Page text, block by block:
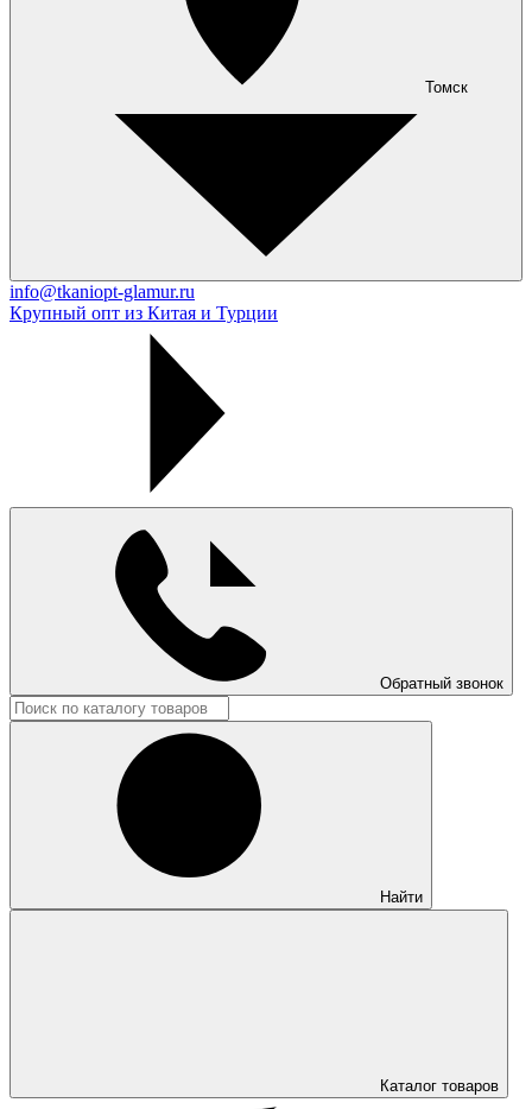
Томск
info@tkaniopt-glamur.ru
Крупный опт из Китая и Турции
Обратный звонок
Найти
Каталог товаров